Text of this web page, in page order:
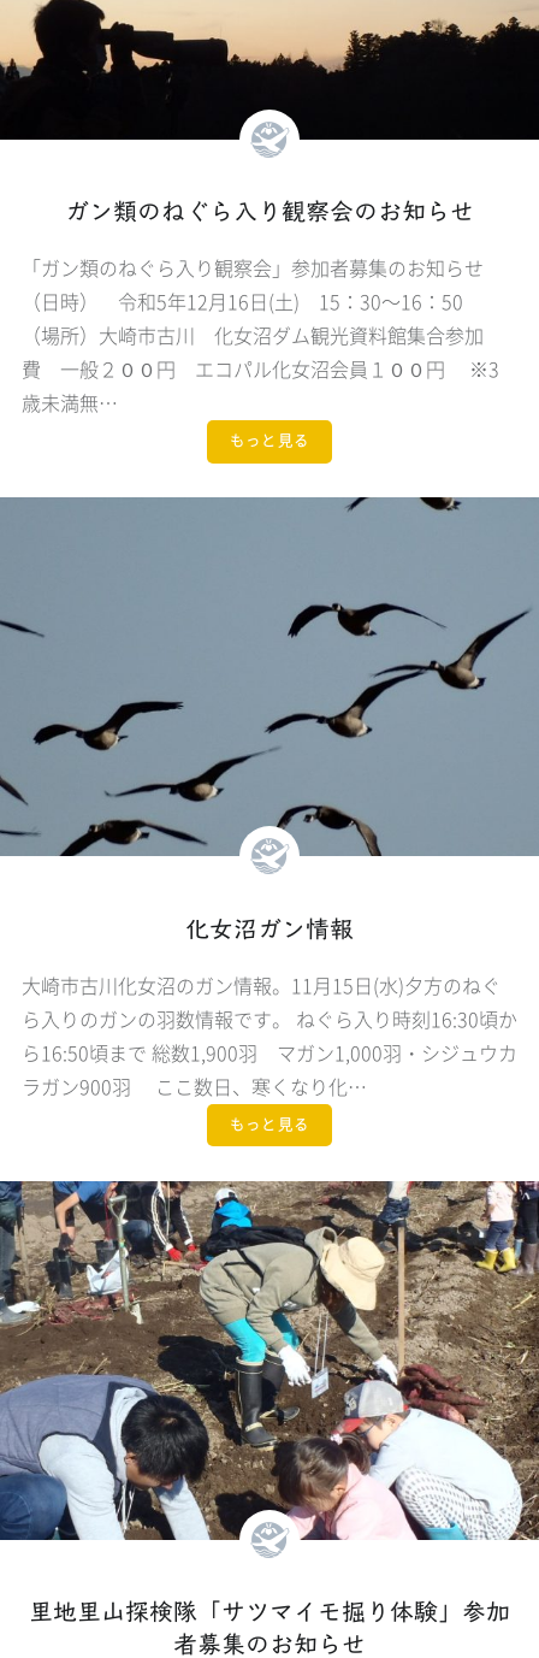
ガン類のねぐら入り観察会のお知らせ
「ガン類のねぐら入り観察会」参加者募集のお知らせ
（日時） 令和5年12月16日(土) 15：30～16：50
（場所）大崎市古川 化女沼ダム観光資料館集合参加
費 一般２００円 エコパル化女沼会員１００円 ※3
歳未満無…
もっと見る
化女沼ガン情報
大崎市古川化女沼のガン情報。11月15日(水)夕方のねぐ
ら入りのガンの羽数情報です。 ねぐら入り時刻16:30頃か
ら16:50頃まで 総数1,900羽 マガン1,000羽・シジュウカ
ラガン900羽 ここ数日、寒くなり化…
もっと見る
里地里山探検隊「サツマイモ掘り体験」参加
者募集のお知らせ